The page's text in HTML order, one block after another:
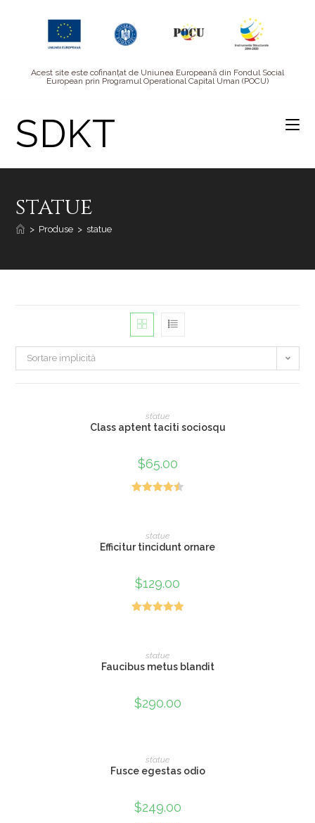
Acest site este cofinanțat de Uniunea Europeană din Fondul Social
European prin Programul Operational Capital Uman (POCU)
SDKT
statue
> Produse > statue
Sortare implicită
ADAUGĂ ÎN COȘ
statue
Class aptent taciti sociosqu
$65.00
ADAUGĂ ÎN COȘ
statue
Efficitur tincidunt ornare
$129.00
ADAUGĂ ÎN COȘ
statue
Faucibus metus blandit
$290.00
ADAUGĂ ÎN COȘ
statue
Fusce egestas odio
$249.00